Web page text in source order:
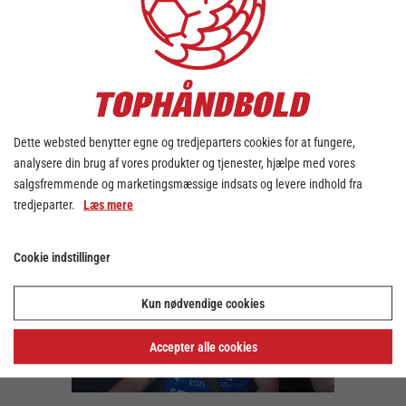
Når Grindsted GIF Håndbolds, Frederik
Nielsen ikke spiller håndbold (og i næste
weekend Santander Final4 i Herning) er han
fuldtidsansat som politimand.
Måske at det er derfor, at han lige minder
vores vært Anders Mundelin om at køre med
”håndstillingen i den der kvart i to” på den
carpool, vi tog ham med ud på Santander
Final4 mediedagen.
Skal du med til årets største håndboldfest
Dette websted benytter egne og tredjeparters cookies for at fungere,
analysere din brug af vores produkter og tjenester, hjælpe med vores
salgsfremmende og marketingsmæssige indsats og levere indhold fra
tredjeparter. Læs mere
Cookie indstillinger
Kun nødvendige cookies
Accepter alle cookies